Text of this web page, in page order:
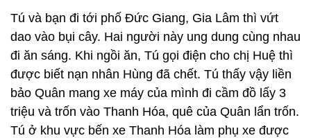
Tú và bạn đi tới phố Đức Giang, Gia Lâm thì vứt
dao vào bụi cây. Hai người này ung dung cùng nhau
đi ăn sáng. Khi ngồi ăn, Tú gọi điện cho chị Huệ thì
được biết nạn nhân Hùng đã chết. Tú thấy vậy liền
bảo Quân mang xe máy của mình đi cầm đồ lấy 3
triệu và trốn vào Thanh Hóa, quê của Quân lẩn trốn.
Tú ở khu vực bến xe Thanh Hóa làm phụ xe được